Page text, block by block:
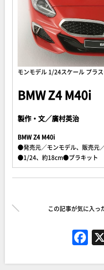
モンモデル 1/24スケール プラ
BMW Z4 M40i
製作・文／廣村英治
BMW Z4 M40i
●発売元／モンモデル、販売元
●1/24、約18cm●プラキット
この記事が気に入っ
F